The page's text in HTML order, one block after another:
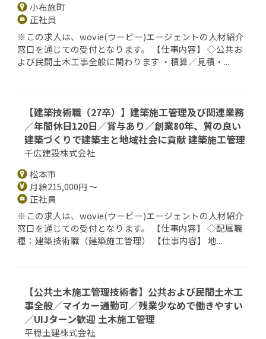
小布施町
正社員
※この求人は、wovie(ウービー)エージェントの人材紹介
窓口を通じての受付となります。 【仕事内容】 ◇公共お
よび民間土木工事全般に関わります ・積算／見積・...
【建築技術職（27卒）】建築施工管理及び関連業務
／年間休日120日／賞与あり／創業80年、質の良い
建築づくりで建築主と地域社会に貢献 建築施工管理
千広建設株式会社
松本市
月給215,000円 ～
正社員
※この求人は、wovie(ウービー)エージェントの人材紹介
窓口を通じての受付となります。 【仕事内容】 ◇配属職
種：建築技術職（建築施工管理） 【仕事内容】 地...
【公共土木施工管理技術者】公共および民間土木工
事全般／マイカー通勤可／残業少なめで働きやすい
／UIJターン歓迎 土木施工管理
平穏土建株式会社